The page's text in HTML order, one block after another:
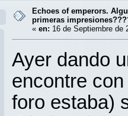
Echoes of emperors.
primeras
« en: 16 de Septiembre de
Ayer dando
encontre
foro estaba)